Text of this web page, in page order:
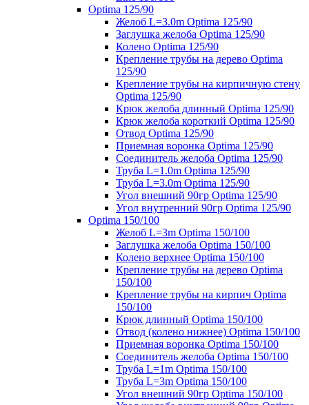
Optima 125/90
Желоб L=3.0m Optima 125/90
Заглушка желоба Optima 125/90
Колено Optima 125/90
Крепление трубы на дерево Optima
125/90
Крепление трубы на кирпичную стену
Optima 125/90
Крюк желоба длинный Optima 125/90
Крюк желоба короткий Optima 125/90
Отвод Optima 125/90
Приемная воронка Optima 125/90
Соединитель желоба Optima 125/90
Труба L=1.0m Optima 125/90
Труба L=3.0m Optima 125/90
Угол внешний 90гр Optima 125/90
Угол внутренний 90гр Optima 125/90
Optima 150/100
Желоб L=3m Optima 150/100
Заглушка желоба Optima 150/100
Колено верхнее Optima 150/100
Крепление трубы на дерево Optima
150/100
Крепление трубы на кирпич Optima
150/100
Крюк длинный Optima 150/100
Отвод (колено нижнее) Optima 150/100
Приемная воронка Optima 150/100
Соединитель желоба Optima 150/100
Труба L=1m Optima 150/100
Труба L=3m Optima 150/100
Угол внешний 90гр Optima 150/100